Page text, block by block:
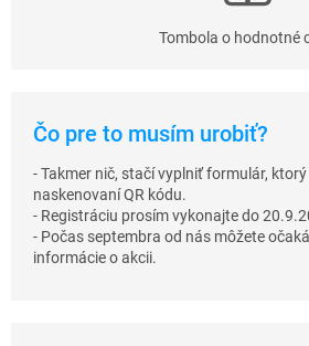
Tombola o hodnotné
Čo pre to musím urobiť?
- Takmer nič, stačí vyplniť formulár,
naskenovaní QR kódu.
- Registráciu prosím vykonajte do
- Počas septembra od nás môžete
informácie o akcii.